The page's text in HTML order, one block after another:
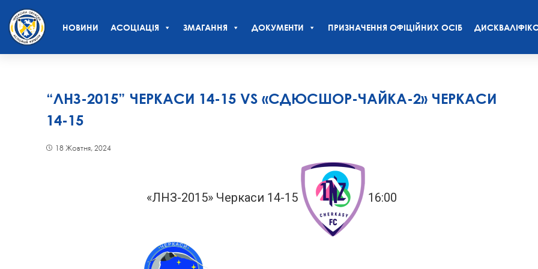
НОВИНИ АСОЦІАЦІЯ ЗМАГАННЯ ДОКУМЕНТИ ПРИЗНАЧЕННЯ ОФІЦІЙНИХ ОСІБ
“ЛНЗ-2015” ЧЕРКАСИ 14-15 VS «СДЮСШОР-ЧАЙКА-2» ЧЕРКАСИ
14-15
18 Жовтня, 2024
«ЛНЗ-2015» Черкаси 14-15 16:00